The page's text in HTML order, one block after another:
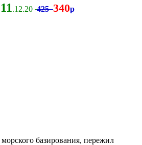
11.12.20 425340р
базирования, пережил